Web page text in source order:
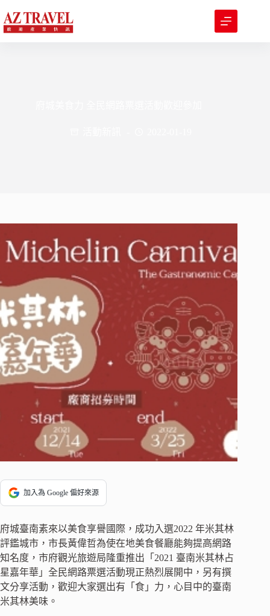
至
主
加入為 Google 偏好來源
府城臺南素來以美食享譽國際，成功入選2022 年米其林
評鑑城市，市長黃偉哲為使在地美食餐廳能夠提高網路
知名度，市府觀光旅遊局隆重推出「2021 臺南米其林占
星嘉年華」全民網路票選活動現正熱烈展開中，另有撰
文分享活動，歡迎大家選出有「食」力，心目中的臺南
米其林美味。